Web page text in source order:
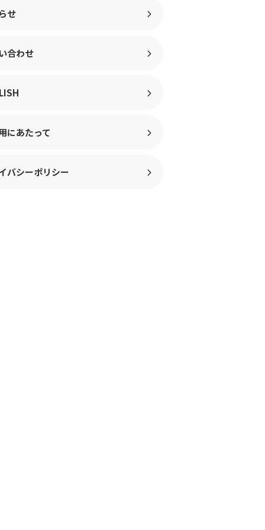
せ
合わせ
にあたって
バシーポリシー